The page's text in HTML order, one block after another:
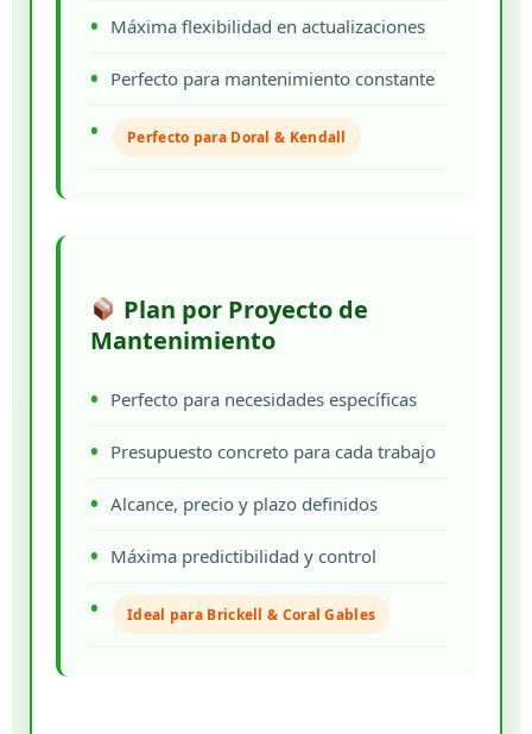
Máxima flexibilidad en actualizaciones
Perfecto para mantenimiento constante
Perfecto para Doral & Kendall
Plan por Proyecto de
Mantenimiento
Perfecto para necesidades específicas
Presupuesto concreto para cada trabajo
Alcance, precio y plazo definidos
Máxima predictibilidad y control
Ideal para Brickell & Coral Gables